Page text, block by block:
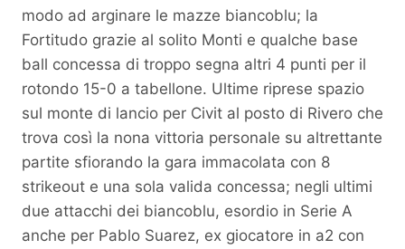
modo ad arginare le mazze biancoblu; la
Fortitudo grazie al solito Monti e qualche base
ball concessa di troppo segna altri 4 punti per il
rotondo 15-0 a tabellone. Ultime riprese spazio
sul monte di lancio per Civit al posto di Rivero che
trova così la nona vittoria personale su altrettante
partite sfiorando la gara immacolata con 8
strikeout e una sola valida concessa; negli ultimi
due attacchi dei biancoblu, esordio in Serie A
anche per Pablo Suarez, ex giocatore in a2 con